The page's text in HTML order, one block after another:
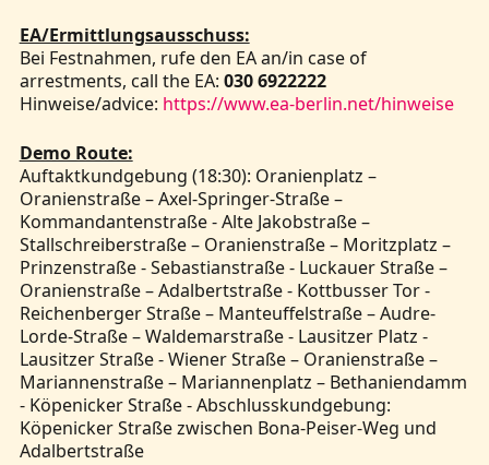
EA/Ermittlungsausschuss:
Bei Festnahmen, rufe den EA an/in case of
arrestments, call the EA: 030 6922222
Hinweise/advice: https://www.ea-berlin.net/hinweise
Demo Route:
Auftaktkundgebung (18:30): Oranienplatz –
Oranienstraße – Axel-Springer-Straße –
Kommandantenstraße - Alte Jakobstraße –
Stallschreiberstraße – Oranienstraße – Moritzplatz –
Prinzenstraße - Sebastianstraße - Luckauer Straße –
Oranienstraße – Adalbertstraße - Kottbusser Tor -
Reichenberger Straße – Manteuffelstraße – Audre-
Lorde-Straße – Waldemarstraße - Lausitzer Platz -
Lausitzer Straße - Wiener Straße – Oranienstraße –
Mariannenstraße – Mariannenplatz – Bethaniendamm
- Köpenicker Straße - Abschlusskundgebung:
Köpenicker Straße zwischen Bona-Peiser-Weg und
Adalbertstraße